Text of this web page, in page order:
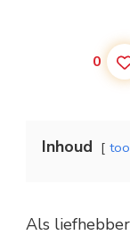
0
Inhoud
Als